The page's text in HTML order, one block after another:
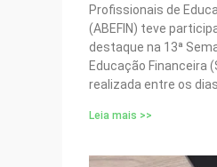
Profissionais de
(ABEFIN) teve
destaque na 13ª
Educação Financeira
realizada entre os
Leia mais >>